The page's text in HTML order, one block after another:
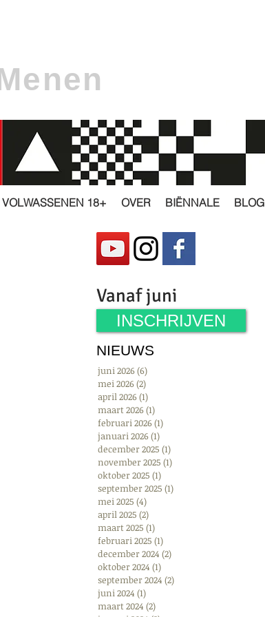
VOLWASSENEN 18+ OVER BIËNNALE BLOG
Vanaf juni
INSCHRIJVEN
NIEUWS
juni 2026(6)
mei 2026(2)
april 2026(1)
maart 2026(1)
februari 2026(1)
januari 2026(1)
december 2025 (1)
november 2025 (1)
oktober 2025 (1)
september 2025 (1)
mei 2025 (4)
april 2025 (2)
maart 2025 (1)
februari 2025 (1)
december 2024 (2)
oktober 2024 (1)
september 2024 (2)
juni 2024 (1)
maart 2024 (2)